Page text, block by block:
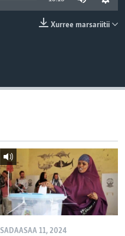
Xurree marsariitii
SADAASAA 11, 2024